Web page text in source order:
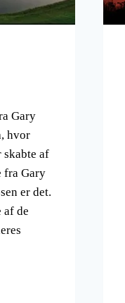
Gary
hvor
af
fra Gary
er det.
de